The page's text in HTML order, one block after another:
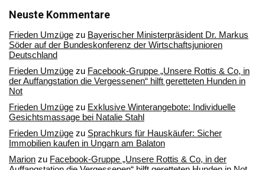
Archiv
Neuste Kommentare
Frieden Umzüge zu Bayerischer Ministerpräsident Dr. Markus
Söder auf der Bundeskonferenz der Wirtschaftsjunioren
Deutschland
Frieden Umzüge zu Facebook-Gruppe „Unsere Rottis & Co, in
der Auffangstation die Vergessenen“ hilft geretteten Hunden in
Not
Frieden Umzüge zu Exklusive Winterangebote: Individuelle
Gesichtsmassage bei Natalie Stahl
Frieden Umzüge zu Sprachkurs für Hauskäufer: Sicher
Immobilien kaufen in Ungarn am Balaton
Marion zu Facebook-Gruppe „Unsere Rottis & Co, in der